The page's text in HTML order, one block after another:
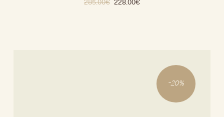
285.00€ 228.00€
-20%